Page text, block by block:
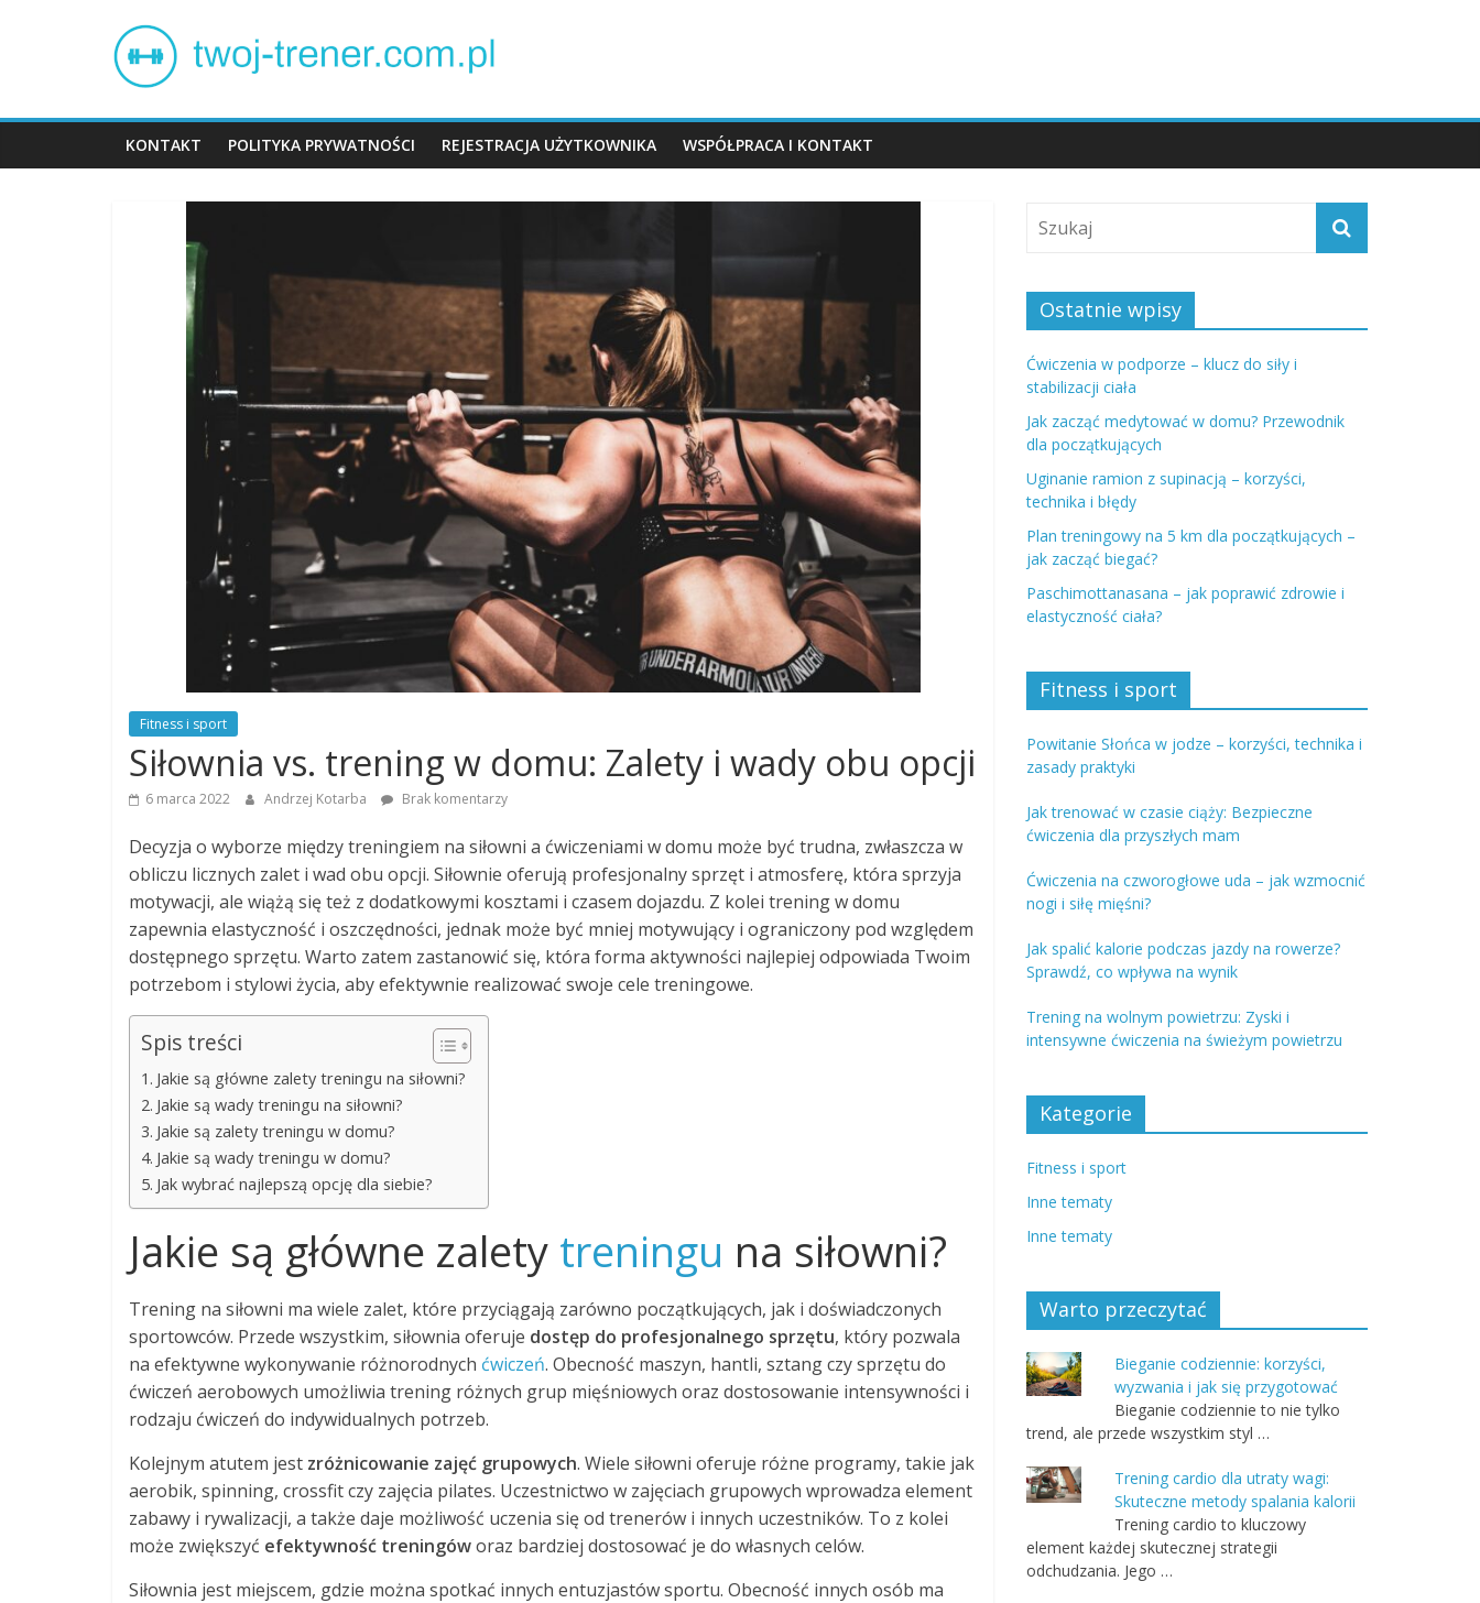
Twój
trener
KONTAKT POLITYKA PRYWATNOŚCI REJESTRACJA UŻYTKOWNIKA WSPÓŁPRACA I KONTAKT
Fitness i sport
Siłownia vs. trening w domu: Zalety i wady obu opcji
6 marca 2022 Andrzej Kotarba Brak komentarzy
Decyzja o wyborze między treningiem na siłowni a ćwiczeniami w domu może być trudna, zwłaszcza w
obliczu licznych zalet i wad obu opcji. Siłownie oferują profesjonalny sprzęt i atmosferę, która sprzyja
motywacji, ale wiążą się też z dodatkowymi kosztami i czasem dojazdu. Z kolei trening w domu
zapewnia elastyczność i oszczędności, jednak może być mniej motywujący i ograniczony pod względem
dostępnego sprzętu. Warto zatem zastanowić się, która forma aktywności najlepiej odpowiada Twoim
potrzebom i stylowi życia, aby efektywnie realizować swoje cele treningowe.
Spis treści
Jakie są główne zalety treningu na siłowni?
Jakie są wady treningu na siłowni?
Jakie są zalety treningu w domu?
Jakie są wady treningu w domu?
Jak wybrać najlepszą opcję dla siebie?
Jakie są główne zalety treningu na siłowni?
Trening na siłowni ma wiele zalet, które przyciągają zarówno początkujących, jak i doświadczonych
sportowców. Przede wszystkim, siłownia oferuje dostęp do profesjonalnego sprzętu, który pozwala
na efektywne wykonywanie różnorodnych ćwiczeń. Obecność maszyn, hantli, sztang czy sprzętu do
ćwiczeń aerobowych umożliwia trening różnych grup mięśniowych oraz dostosowanie intensywności i
rodzaju ćwiczeń do indywidualnych potrzeb.
Kolejnym atutem jest zróżnicowanie zajęć grupowych. Wiele siłowni oferuje różne programy, takie jak
aerobik, spinning, crossfit czy zajęcia pilates. Uczestnictwo w zajęciach grupowych wprowadza element
zabawy i rywalizacji, a także daje możliwość uczenia się od trenerów i innych uczestników. To z kolei
może zwiększyć efektywność treningóworaz bardziej dostosować je do własnych celów.
Siłownia jest miejscem, gdzie można spotkać innych entuzjastów sportu. Obecność innych osób ma
Ostatnie wpisy
Ćwiczenia w podporze – klucz do siły i
stabilizacji ciała
Jak zacząć medytować w domu? Przewodnik
dla początkujących
Uginanie ramion z supinacją – korzyści,
technika i błędy
Plan treningowy na 5 km dla początkujących –
jak zacząć biegać?
Paschimottanasana – jak poprawić zdrowie i
elastyczność ciała?
Fitness i sport
Powitanie Słońca w jodze – korzyści, technika i
zasady praktyki
Jak trenować w czasie ciąży: Bezpieczne
ćwiczenia dla przyszłych mam
Ćwiczenia na czworogłowe uda – jak wzmocnić
nogi i siłę mięśni?
Jak spalić kalorie podczas jazdy na rowerze?
Sprawdź, co wpływa na wynik
Trening na wolnym powietrzu: Zyski i
intensywne ćwiczenia na świeżym powietrzu
Kategorie
Fitness i sport
Inne tematy
Inne tematy
Warto przeczytać
Bieganie codziennie: korzyści,
wyzwania i jak się przygotować
Bieganie codziennie to nie tylko
trend, ale przede wszystkim styl …
Trening cardio dla utraty wagi:
Skuteczne metody spalania kalorii
Trening cardio to kluczowy
element każdej skutecznej strategii
odchudzania. Jego …